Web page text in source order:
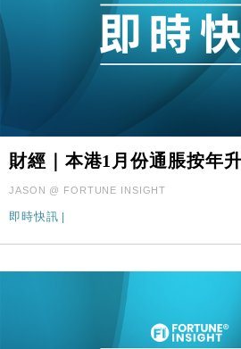
財經｜本港1月份通脹按年
JASON @ FORTUNE INSIGHT
即時快訊 |